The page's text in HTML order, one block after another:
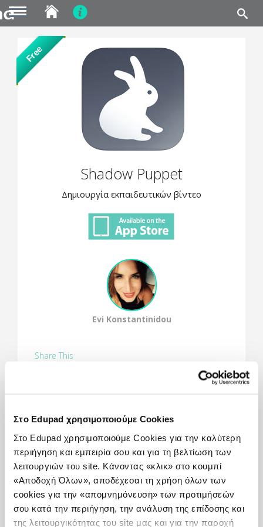
Στο Edupad χρησιμοποιούμε Cookies
Στο Edupad χρησιμοποιούμε Cookies για την καλύτερη
περιήγηση και εμπειρία σου και για τη βελτίωση των
λειτουργιών του site. Κάνοντας «κλικ» στο κουμπί
«Αποδοχή Όλων», αποδέχεσαι τη χρήση όλων των
cookies για την «απομνημόνευση» των προτιμήσεών
σου κατά την περιήγηση, την ανάλυση της επίδοσης και
της λειτουργικότητας του site μας και για την παροχή
content
Free
Shadow Puppet
Δημιουργία εκπαιδευτικών βίντεο
Evi Konstantinidou
Share This
Πώς χρησιμοποιείται:
Ο μαθητής με απλές κινήσεις μπορεί να
δημιουργήσει το δικό του βίντεο. Για να το
πετύχει αυτό, αρκεί να προσθέσει τις δικές του
φωτογραφίες.Ταυτόχρονα μπορεί να προσθέσει
τη φωνή του με την οποία διηγείται μια ιστορία ή
εξηγεί κάτι σχετικό με το μάθημα. Επίσης έχει τη
δυνατότητα να προσθέσει μουσική ή να